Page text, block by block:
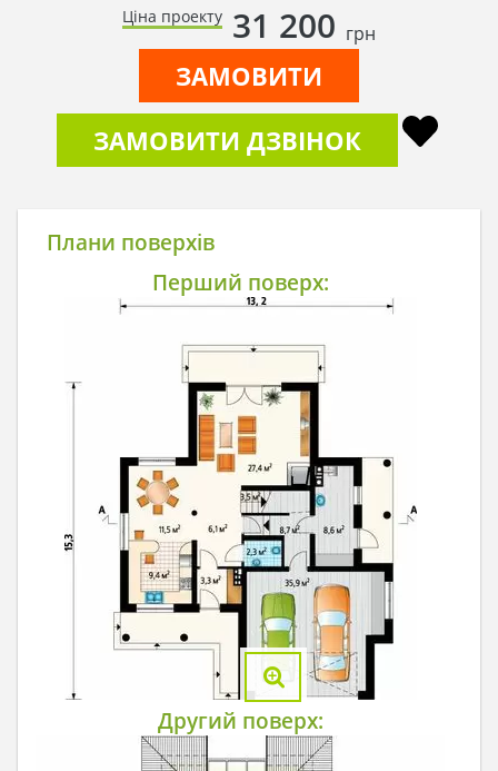
Ціна проекту 31 200 грн
ЗАМОВИТИ
ЗАМОВИТИ ДЗВІНОК
Плани поверхів
Перший поверх:
Другий поверх: